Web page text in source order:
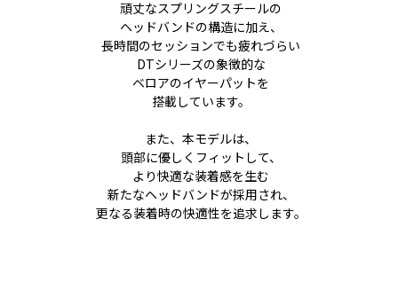
頑丈なスプリングスチールの
ヘッドバンドの構造に加え、
長時間のセッションでも疲れづらい
DTシリーズの象徴的な
ベロアのイヤーパットを
搭載しています。
また、本モデルは、
頭部に優しくフィットして、
より快適な装着感を生む
新たなヘッドバンドが採用され、
更なる装着時の快適性を追求します。